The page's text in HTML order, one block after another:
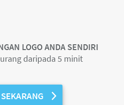
LOGO ANDA SENDIRI
daripada 5 minit